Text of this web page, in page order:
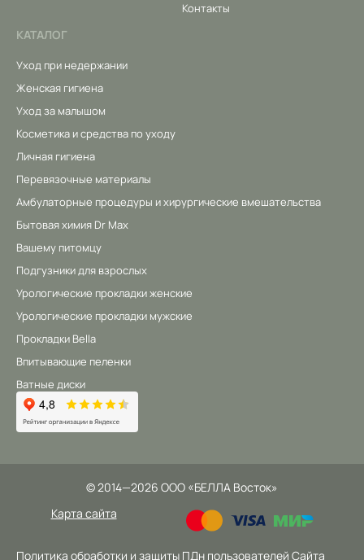
Контакты
КАТАЛОГ
Уход при недержании
Женская гигиена
Уход за малышом
Косметика и средства по уходу
Личная гигиена
Перевязочные материалы
Амбулаторные процедуры и хирургические вмешательства
Бытовая химия Dr Max
Вашему питомцу
Подгузники для взрослых
Урологические прокладки женские
Урологические прокладки мужские
Прокладки Bella
Впитывающие пеленки
Ватные диски
©2014—2026 ООО «БЕЛЛА Восток»
Карта сайта
Политика обработки и защиты ПДн пользователей Сайта